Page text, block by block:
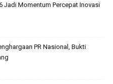
Jadi Momentum Percepat Inovasi
PR Nasional, Bukti